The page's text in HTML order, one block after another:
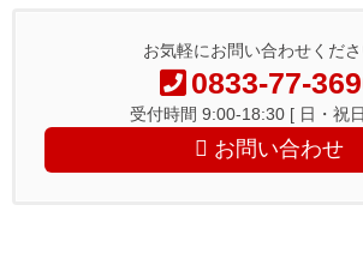
お気軽にお問い合わせくださ
0833-77-
受付時間 9:00-18:30 [ 日・祝
お問い合わせ